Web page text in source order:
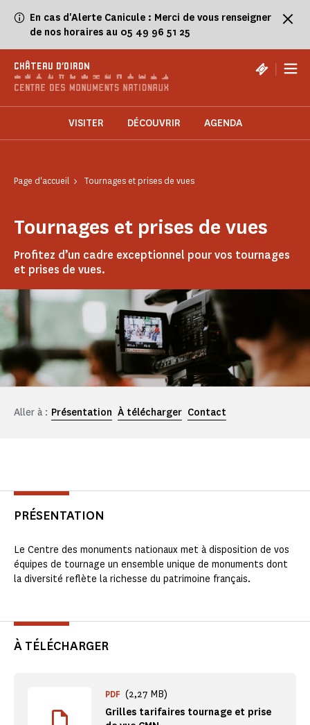
En cas d'Alerte Canicule : Merci de vous renseigner
de nos horaires au 05 49 96 51 25
CHÂTEAU D'OIRON |
VISITER DÉCOUVRIR AGENDA
Page d'accueil Tournages et prises de vues
Tournages et prises de vues
Profitez d’un cadre exceptionnel pour vos tournages
et prises de vues.
Aller à : Présentation À télécharger Contact
PRÉSENTATION
Le Centre des monuments nationaux met à disposition de vos
équipes de tournage un ensemble unique de monuments dont
la diversité reflète la richesse du patrimoine français.
À TÉLÉCHARGER
Grilles tarifaires tournage et prise
PDF (2,27 MB)